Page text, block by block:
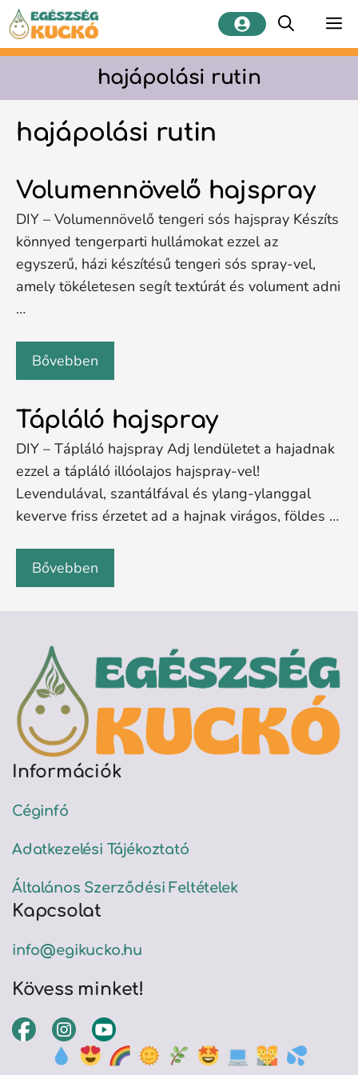
Kilépés
tartalomba
hajápolási rutin
hajápolási rutin
Volumennövelő hajspray
DIY – Volumennövelő tengeri sós hajspray Készíts
könnyed tengerparti hullámokat ezzel az
egyszerű, házi készítésű tengeri sós spray-vel,
amely tökéletesen segít textúrát és volument adni
…
Bővebben
Tápláló hajspray
DIY – Tápláló hajspray Adj lendületet a hajadnak
ezzel a tápláló illóolajos hajspray-vel!
Levendulával, szantálfával és ylang-ylanggal
keverve friss érzetet ad a hajnak virágos, földes …
Bővebben
Információk
Céginfó
Adatkezelési Tájékoztató
Általános Szerződési Feltételek
Kapcsolat
info@egikucko.hu
Kövess minket!